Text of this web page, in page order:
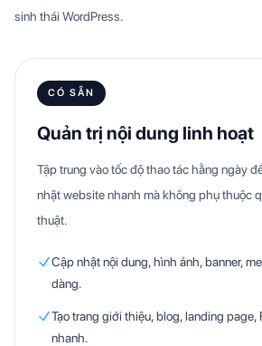
sinh thái WordPress.
CÓ SẴN
Quản trị nội dung linh hoạt
Tập trung vào tốc độ thao tác hằng ngày
nhật website nhanh mà không phụ thuộc
thuật.
Cập nhật nội dung, hình ảnh, banner,
dàng.
Tạo trang giới thiệu, blog, landing page,
nhanh.